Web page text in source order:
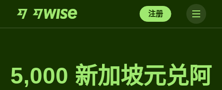
注册
5,000 新加坡元兑阿